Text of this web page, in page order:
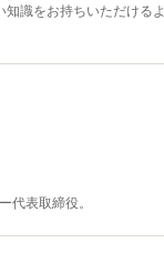
識をお持ちいただけるよ
代表取締役。